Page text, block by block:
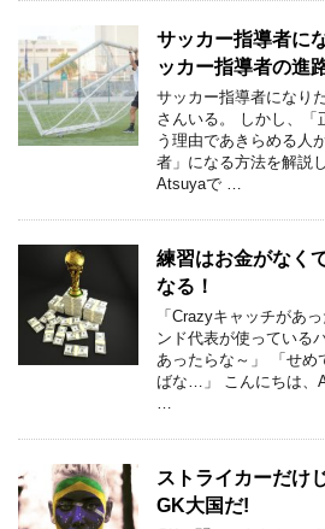
サッカー指導者に
ッカー指導者の進
サッカー指導者になり
さんいる。 しかし、「
う理由であきらめる人
者」になる方法を解説
Atsuyaで …
練習はお金がなく
なる！
「Crazyキャッチがあ
ンド代表が使っている
あったらな～」 「せめ
ばな…」 こんにちは、
ストライカーだけ
GK大国だ!